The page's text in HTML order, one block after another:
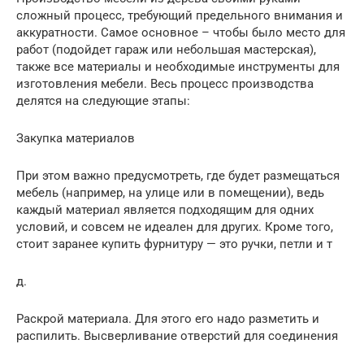
сложный процесс, требующий предельного внимания и
аккуратности. Самое основное – чтобы было место для
работ (подойдет гараж или небольшая мастерская),
также все материалы и необходимые инструменты для
изготовления мебели. Весь процесс производства
делятся на следующие этапы:
Закупка материалов
При этом важно предусмотреть, где будет размещаться
мебель (например, на улице или в помещении), ведь
каждый материал является подходящим для одних
условий, и совсем не идеален для других. Кроме того,
стоит заранее купить фурнитуру — это ручки, петли и т
д.
Раскрой материала. Для этого его надо разметить и
распилить. Высверливание отверстий для соединения